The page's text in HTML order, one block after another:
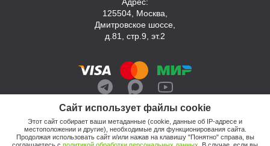
Сайт использует файлы cookie
Этот сайт собирает ваши метаданные (cookie, данные об IP-адресе и
местоположении и другие), необходимые для функционирования сайта.
Продолжая использовать сайт и/или нажав на клавишу "Понятно" справа, вы
125504, Москва,
Дмитровское шоссе,
д.81, стр.9, эт.2